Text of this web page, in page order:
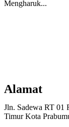
Mengharuk...
Alamat
Jln. Sadewa RT 01
Timur Kota